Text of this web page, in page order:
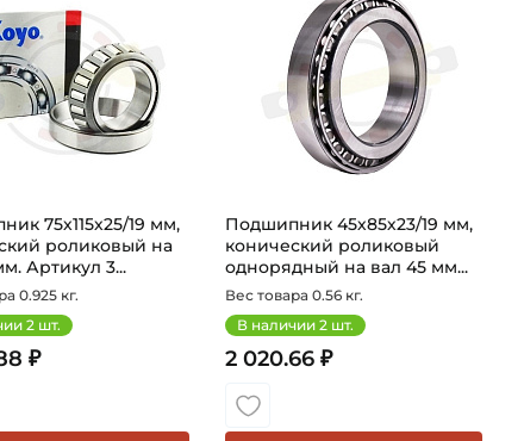
75х115х25/19 мм,
роликовый на
Артикул 3...
0.925 кг.
2 шт.
₽
Подшипник 45х85х23/19 мм,
конический роликовый
однорядный на вал 45 мм...
Вес товара 0.56 кг.
В наличии 2 шт.
2 020.66 ₽